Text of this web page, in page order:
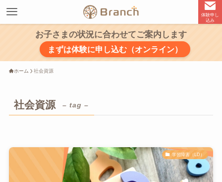
体験申し
込み
お子さまの状況に合わせてご案内します
まずは体験に申し込む（オンライン）
ホーム 社会資源
社会資源 – tag –
学習障害（LD）